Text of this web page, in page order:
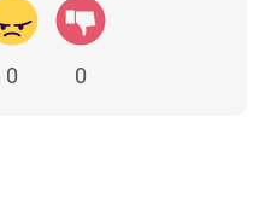
0 0